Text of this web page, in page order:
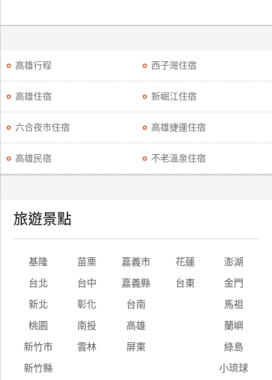
高雄行程 西子灣住宿
高雄住宿 新崛江住宿
六合夜市住宿 高雄捷運住宿
高雄民宿 不老溫泉住宿
旅遊景點
基隆 苗栗 嘉義市 花蓮 澎湖
台北 台中 嘉義縣 台東 金門
新北 彰化 台南 馬祖
桃園 南投 高雄 蘭嶼
新竹市 雲林 屏東 綠島
新竹縣 小琉球